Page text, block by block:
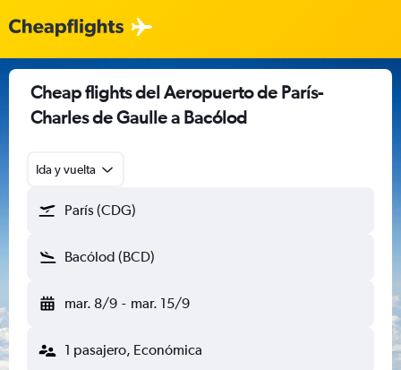
Cheap flights del Aeropuerto de París-
Charles de Gaulle a Bacólod
Ida y vuelta
París (CDG)
Bacólod (BCD)
mar. 8/9 - mar. 15/9
1 pasajero, Económica